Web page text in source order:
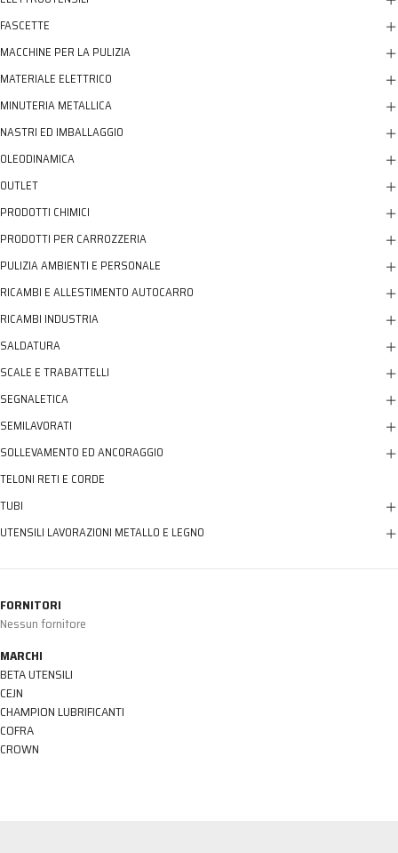
FASCETTE
MACCHINE PER LA PULIZIA
MATERIALE ELETTRICO
MINUTERIA METALLICA
NASTRI ED IMBALLAGGIO
OLEODINAMICA
OUTLET
PRODOTTI CHIMICI
PRODOTTI PER CARROZZERIA
PULIZIA AMBIENTI E PERSONALE
RICAMBI E ALLESTIMENTO AUTOCARRO
RICAMBI INDUSTRIA
SALDATURA
SCALE E TRABATTELLI
SEGNALETICA
SEMILAVORATI
SOLLEVAMENTO ED ANCORAGGIO
TELONI RETI E CORDE
TUBI
UTENSILI LAVORAZIONI METALLO E LEGNO
FORNITORI
Nessun fornitore
MARCHI
BETA UTENSILI
CEJN
CHAMPION LUBRIFICANTI
COFRA
CROWN